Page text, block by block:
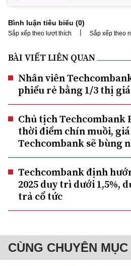
Bình luận tiêu biểu (0)
Sắp xếp theo lượt thích | Sắp xếp theo
BÀI VIẾT LIÊN QUAN
Nhân viên
phiếu rẻ bằng 1/3 thị giá
Chủ tịch Techcombank
thời điểm chín muồi,
Techcombank sẽ bùng
Techcombank định
2025 duy trì dưới 1,5%,
trả cổ tức
CÙNG CHUYÊN MỤC